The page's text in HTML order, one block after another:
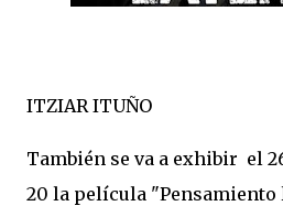
ITZIAR ITUÑO
También se va a exhibir el
20 la película